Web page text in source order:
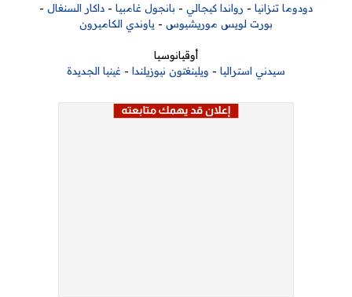
دودوما تنزانيا - رواندا كيجالي - بانجول غامبيا - داكار السنغال -
بورت لويس موريشيوس - ياوندي الكاميرون
أوقيانوسيا
سيدني استراليا - ويلينغتون نيوزيلندا - غينيا الجديدة